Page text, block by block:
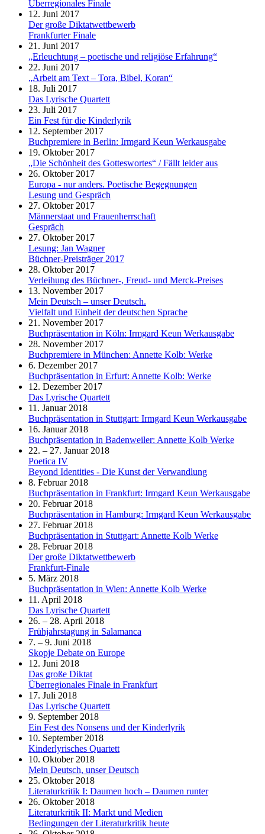
Überregionales Finale
12. Juni 2017
Der große Diktatwettbewerb
Frankfurter Finale
21. Juni 2017
„Erleuchtung – poetische und religiöse Erfahrung“
22. Juni 2017
„Arbeit am Text – Tora, Bibel, Koran“
18. Juli 2017
Das Lyrische Quartett
23. Juli 2017
Ein Fest für die Kinderlyrik
12. September 2017
Buchpremiere in Berlin: Irmgard Keun Werkausgabe
19. Oktober 2017
„Die Schönheit des Gotteswortes“ / Fällt leider aus
26. Oktober 2017
Europa - nur anders. Poetische Begegnungen
Lesung und Gespräch
27. Oktober 2017
Männerstaat und Frauenherrschaft
Gespräch
27. Oktober 2017
Lesung: Jan Wagner
Büchner-Preisträger 2017
28. Oktober 2017
Verleihung des Büchner-, Freud- und Merck-Preises
13. November 2017
Mein Deutsch – unser Deutsch.
Vielfalt und Einheit der deutschen Sprache
21. November 2017
Buchpräsentation in Köln: Irmgard Keun Werkausgabe
28. November 2017
Buchpremiere in München: Annette Kolb: Werke
6. Dezember 2017
Buchpräsentation in Erfurt: Annette Kolb: Werke
12. Dezember 2017
Das Lyrische Quartett
11. Januar 2018
Buchpräsentation in Stuttgart: Irmgard Keun Werkausgabe
16. Januar 2018
Buchpräsentation in Badenweiler: Annette Kolb Werke
22. – 27. Januar 2018
Poetica IV
Beyond Identities - Die Kunst der Verwandlung
8. Februar 2018
Buchpräsentation in Frankfurt: Irmgard Keun Werkausgabe
20. Februar 2018
Buchpräsentation in Hamburg: Irmgard Keun Werkausgabe
27. Februar 2018
Buchpräsentation in Stuttgart: Annette Kolb Werke
28. Februar 2018
Der große Diktatwettbewerb
Frankfurt-Finale
5. März 2018
Buchpräsentation in Wien: Annette Kolb Werke
11. April 2018
Das Lyrische Quartett
26. – 28. April 2018
Frühjahrstagung in Salamanca
7. – 9. Juni 2018
Skopje Debate on Europe
12. Juni 2018
Das große Diktat
Überregionales Finale in Frankfurt
17. Juli 2018
Das Lyrische Quartett
9. September 2018
Ein Fest des Nonsens und der Kinderlyrik
10. September 2018
Kinderlyrisches Quartett
10. Oktober 2018
Mein Deutsch, unser Deutsch
25. Oktober 2018
Literaturkritik I: Daumen hoch – Daumen runter
26. Oktober 2018
Literaturkritik II: Markt und Medien
Bedingungen der Literaturkritik heute